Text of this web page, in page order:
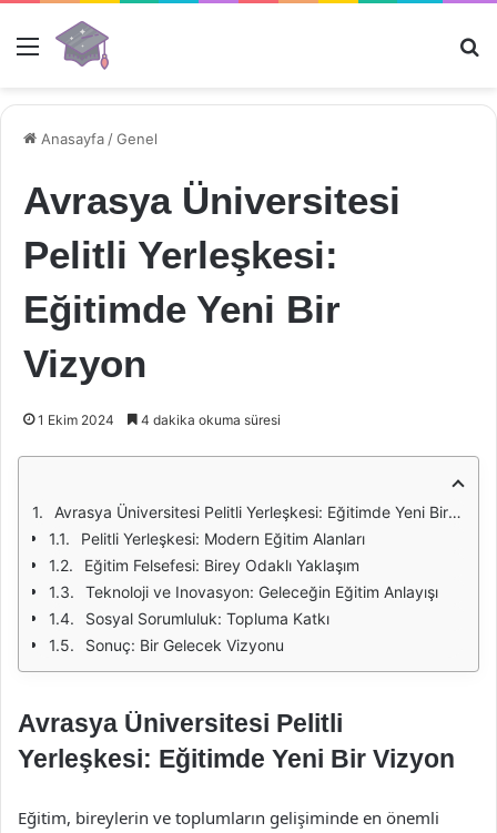
Menü
Anasayfa /Genel
Avrasya Üniversitesi
Pelitli Yerleşkesi:
Eğitimde Yeni Bir
Vizyon
1 Ekim 2024 4 dakika okuma süresi
Avrasya Üniversitesi Pelitli Yerleşkesi: Eğitimde Yeni Bir Vizyon
Pelitli Yerleşkesi: Modern Eğitim Alanları
Eğitim Felsefesi: Birey Odaklı Yaklaşım
Teknoloji ve Inovasyon: Geleceğin Eğitim Anlayışı
Sosyal Sorumluluk: Topluma Katkı
Sonuç: Bir Gelecek Vizyonu
Avrasya Üniversitesi Pelitli
Yerleşkesi: Eğitimde Yeni Bir Vizyon
Eğitim, bireylerin ve toplumların gelişiminde en önemli